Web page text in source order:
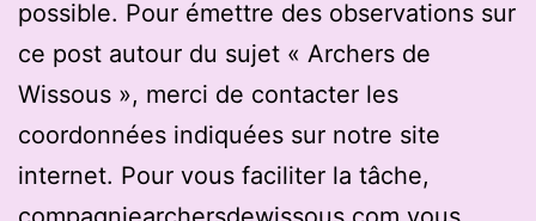
possible. Pour émettre des observations sur
ce post autour du sujet « Archers de
Wissous », merci de contacter les
coordonnées indiquées sur notre site
internet. Pour vous faciliter la tâche,